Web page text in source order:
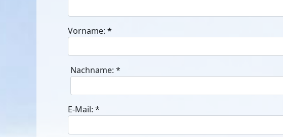
Vorname: *
Nachname: *
E-Mail: *